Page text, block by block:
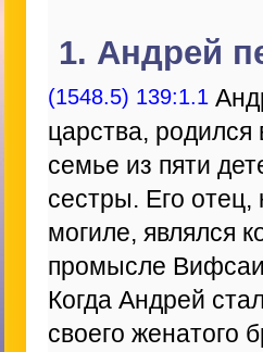
1. Андрей
(1548.5) 139:1.1
царства,
семье из пяти
сестры. Его
могиле, являлся
промысле
Когда Андрей
своего женатого